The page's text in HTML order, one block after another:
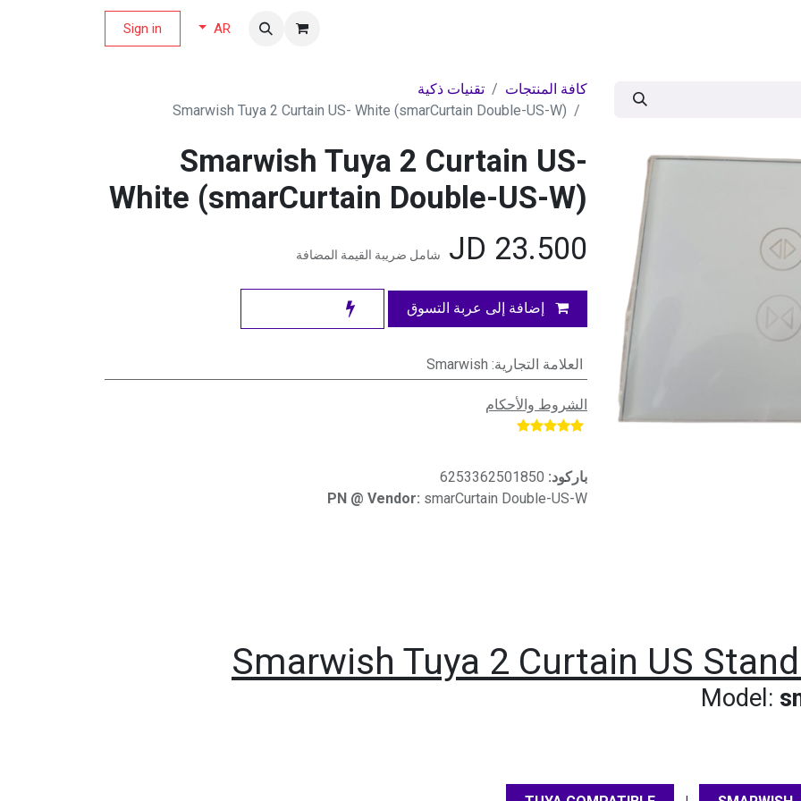
AR
Sign in
كافة المنتجات
تقنيات ذكية
Smarwish Tuya 2 Curtain US- White (smarCurtain Double-US-W)
Smarwish Tuya 2 Curtain US-
White (smarCurtain Double-US-W)
23.500
شامل ضريبة القيمة المضافة
إضافة إلى عربة التسوق
العلامة التجارية:
Smarwish
الشروط والأحكام
باركود: 6253362501850
PN @ Vendor: smarCurtain Double-US-W
Smarwish Tuya 2 Curtain US
Model: